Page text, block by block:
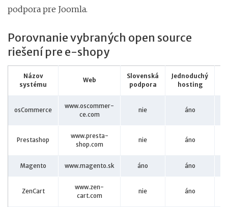
podpora pre Joomla.
Porovnanie vybraných open source
riešení pre e-shopy
Názov
systému
Web
Slovenská
podpora
Jednoduchý
hosting
osCommerce
www.oscommer-
ce.com
nie áno
Prestashop
www.presta-
shop.com
nie áno
Magento www.magento.sk áno áno
ZenCart
www.zen-
cart.com
nie áno